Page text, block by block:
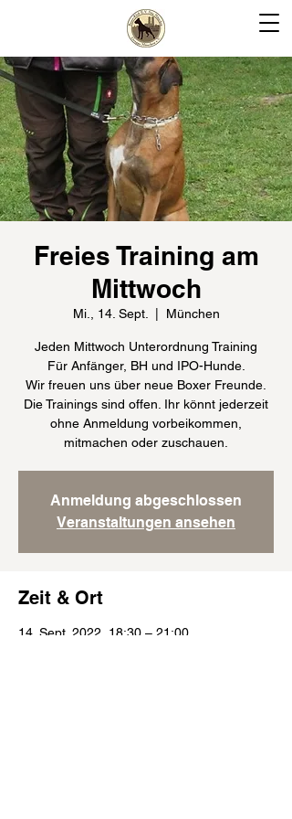
Freies Training am
Mittwoch
Mi., 14. Sept. München
Jeden Mittwoch Unterordnung Training
Für Anfänger, BH und IPO-Hunde.
Wir freuen uns über neue Boxer Freunde.
Die Trainings sind offen. Ihr könnt jederzeit
ohne Anmeldung vorbeikommen,
mitmachen oder zuschauen.
Anmeldung abgeschlossen
Veranstaltungen ansehen
Zeit & Ort
14. Sept. 2022, 18:30 – 21:00